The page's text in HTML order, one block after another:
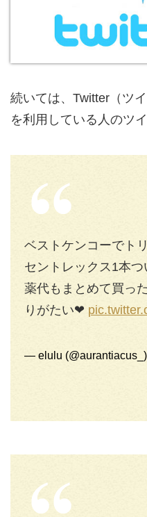
続いては、Twitter（ツ
を利用している人のツ
ベストケンコーでト
セントレックス1本
薬代もまとめて買っ
りがたい❤︎
— elulu (@aurantiacus_)